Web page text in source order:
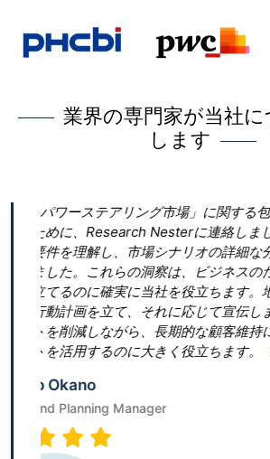
業界の専門家が当社
します
」に関する包括的な洞
に連絡しました。会社
オの詳細な分析を提供
ビジネスのための強力
立ちます。地域分析に
じて宣伝します。これ
な顧客維持による最大
立ちます。
Research
とって最良の決
ん。 私たちは「
ぎたいと考えて
青写真を作成す
は、従うべき勝
ビゲートするの